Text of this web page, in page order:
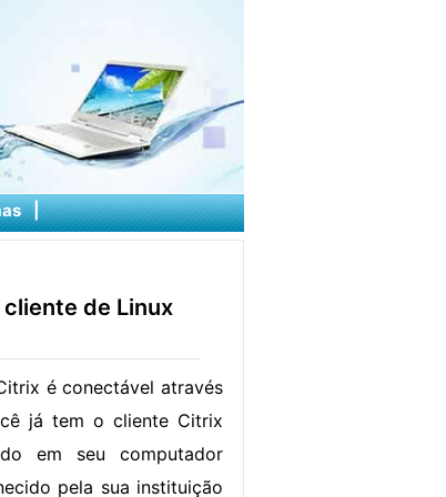
|
de Linux
é conectável através
já tem o cliente Citrix
em seu computador
pela sua instituição